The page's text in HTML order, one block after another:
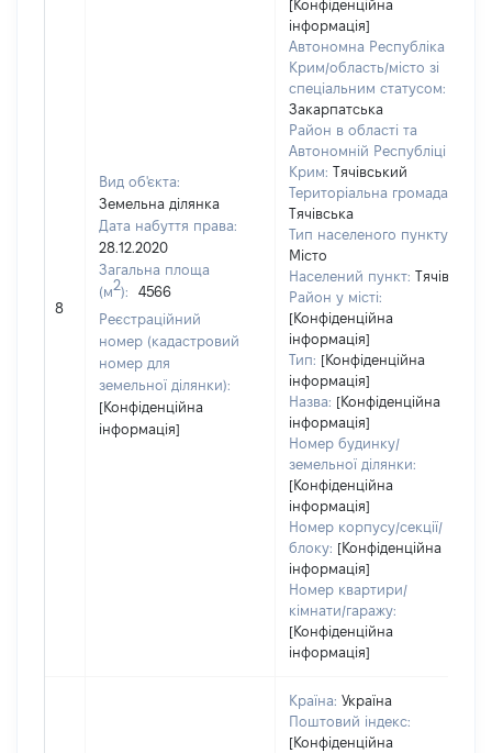
8
Вид об'єкта:
Земельна ділянка
Дата набуття права:
28.12.2020
Загальна площа
(м2):
4566
Реєстраційний
номер (кадастровий
номер для
земельної ділянки):
[Конфіденційна
інформація]
[Конфіденційна
інформація]
Автономна Республіка
Крим/область/місто зі
спеціальним статусом:
Закарпатська
Район в області та
Автономній Республіці
Крим: Тячівський
Територіальна громада:
Тячівська
Тип населеного пункту:
Місто
Населений пункт: Тячів
Район у місті:
[Конфіденційна
інформація]
Тип: [Конфіденційна
інформація]
Назва: [Конфіденційна
інформація]
Номер будинку/
земельної ділянки:
[Конфіденційна
інформація]
Номер корпусу/секції/
блоку: [Конфіденційна
інформація]
Номер квартири/
кімнати/гаражу:
[Конфіденційна
інформація]
Країна: Україна
Поштовий індекс:
[Конфіденційна